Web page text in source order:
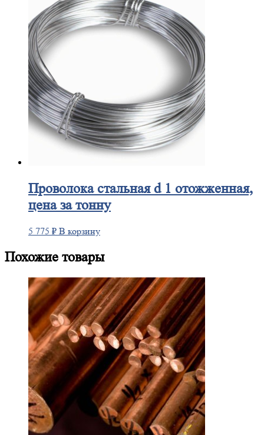
Проволокастальная d 1 отожженная,
цена за тонну
5 775 ₽ В корзину
Похожие товары